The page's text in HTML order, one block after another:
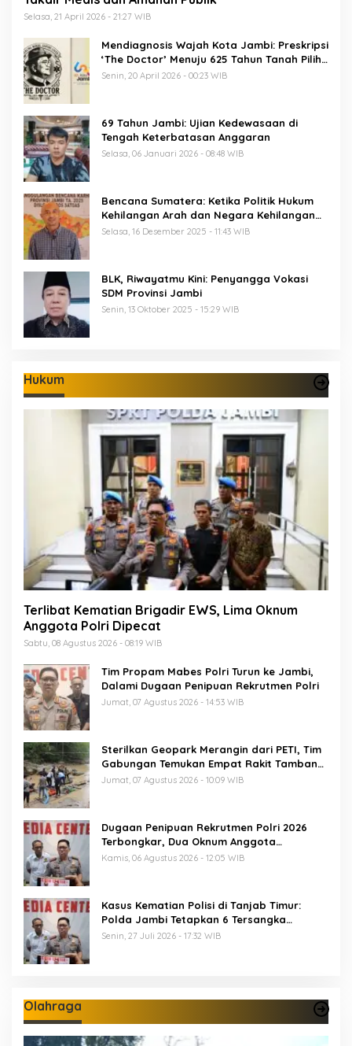
Selasa, 21 April 2026 - 21:27 WIB
Mendiagnosis Wajah Kota Jambi: Preskripsi
‘The Doctor’ Menuju 625 Tahun Tanah Pilih
Pusako Batuah
Senin, 20 April 2026 - 00:23 WIB
69 Tahun Jambi: Ujian Kedewasaan di
Tengah Keterbatasan Anggaran
Selasa, 06 Januari 2026 - 08:48 WIB
Bencana Sumatera: Ketika Politik Hukum
Kehilangan Arah dan Negara Kehilangan
Keberanian
Selasa, 16 Desember 2025 - 11:43 WIB
BLK, Riwayatmu Kini: Penyangga Vokasi
SDM Provinsi Jambi
Senin, 13 Oktober 2025 - 15:29 WIB
Hukum
Terlibat Kematian Brigadir EWS, Lima Oknum
Anggota Polri Dipecat
Sabtu, 08 Agustus 2026 - 08:19 WIB
Tim Propam Mabes Polri Turun ke Jambi,
Dalami Dugaan Penipuan Rekrutmen Polri
Jumat, 07 Agustus 2026 - 14:53 WIB
Sterilkan Geopark Merangin dari PETI, Tim
Gabungan Temukan Empat Rakit Tambang
Ilegal
Jumat, 07 Agustus 2026 - 10:09 WIB
Dugaan Penipuan Rekrutmen Polri 2026
Terbongkar, Dua Oknum Anggota
Diamankan Propam Polda Jambi
Kamis, 06 Agustus 2026 - 12:05 WIB
Kasus Kematian Polisi di Tanjab Timur:
Polda Jambi Tetapkan 6 Tersangka
Termasuk 5 Anggota Polri
Senin, 27 Juli 2026 - 17:32 WIB
Olahraga